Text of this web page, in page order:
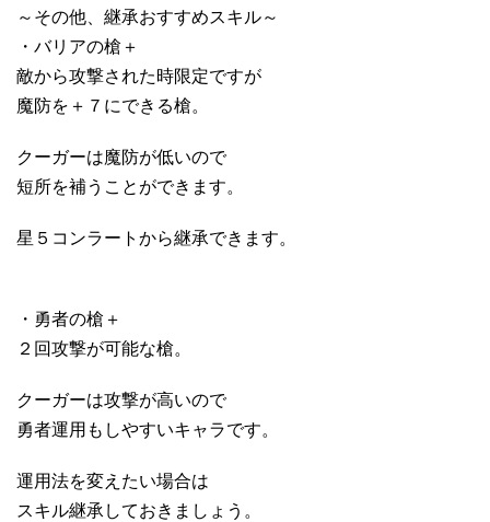
～その他、継承おすすめスキル～
・バリアの槍＋
敵から攻撃された時限定ですが
魔防を＋７にできる槍。
クーガーは魔防が低いので
短所を補うことができます。
星５コンラートから継承できます。
・勇者の槍＋
２回攻撃が可能な槍。
クーガーは攻撃が高いので
勇者運用もしやすいキャラです。
運用法を変えたい場合は
スキル継承しておきましょう。